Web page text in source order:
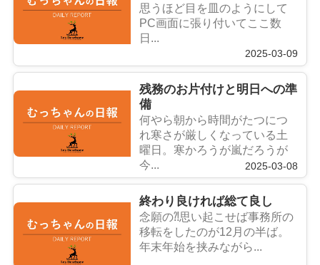
思うほど目を皿のようにして
PC画面に張り付いてここ数
日...
2025-03-09
残務のお片付けと明日への準
備
何やら朝から時間がたつにつ
れ寒さが厳しくなっている土
曜日。寒かろうが嵐だろうが
今...
2025-03-08
終わり良ければ総て良し
念願の⁈思い起こせば事務所の
移転をしたのが12月の半ば。
年末年始を挟みながら...